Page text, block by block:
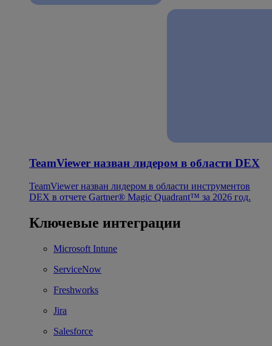
TeamViewer назван лидером в области DEX
TeamViewer назван лидером в области инструментов
DEX в отчете Gartner® Magic Quadrant™ за 2026 год.
Ключевые интеграции
Microsoft Intune
ServiceNow
Freshworks
Jira
Salesforce